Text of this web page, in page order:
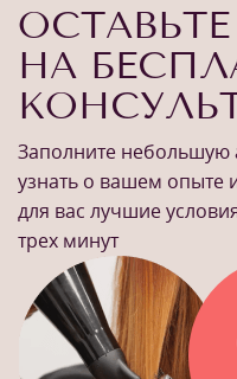
НА
Заполните небольшую
узнать о вашем опыте
для вас лучшие
трех минут